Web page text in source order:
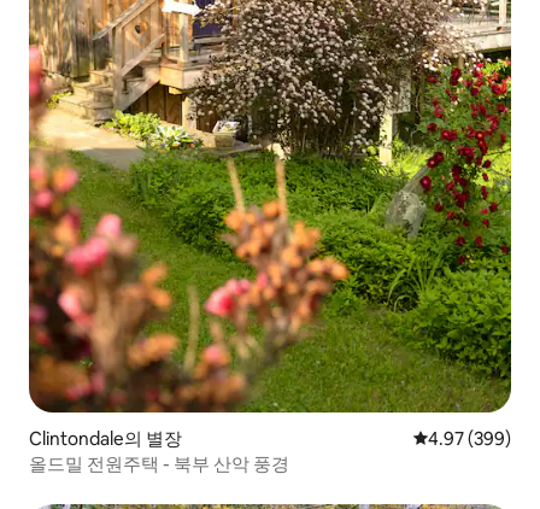
Clintondale의 별장 평점 4.97점(5
4.97 (399)
올드밀 전원주택 - 북부 산악 풍경